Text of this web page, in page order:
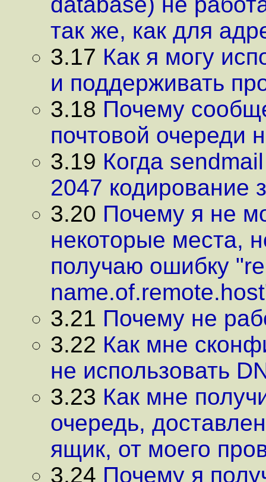
так же, как для
3.17 Как я могу
и поддерживать
3.18 Почему
почтовой очереди
3.19 Когда
2047 кодирование
3.20 Почему я не
некоторые места,
получаю ошибку
3.21 Почему не
3.22 Как мне
не использовать
3.23 Как мне
очередь,
ящик, от моего
3.24 Почему я